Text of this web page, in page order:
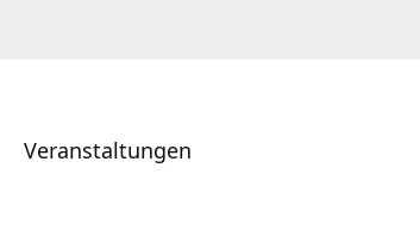
Veranstaltungen